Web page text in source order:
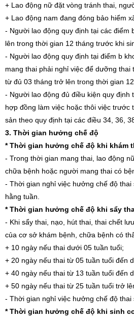
+ Lao động nữ đặt vòng tránh thai,
+ Lao động nam đang đóng bảo hiểm
- Người lao động quy định tại các điểm
lên trong thời gian 12 tháng trước khi
- Người lao động quy định tại điểm b
mang thai phải nghỉ việc để dưỡng
từ đủ 03 tháng trở lên trong thời gian
- Người lao động đủ điều kiện quy định
hợp đồng làm việc hoặc thôi việc
sản theo quy định tại các điều 34, 36,
3. Thời gian hưởng chế độ
*Thời gian hưởng chế độ khi khám
- Trong thời gian mang thai, lao động
chữa bệnh hoặc người mang thai có
- Thời gian nghỉ việc hưởng chế độ
hằng tuần.
* Thời gian hưởng chế độ khi sẩy
- Khi sẩy thai, nạo, hút thai, thai chết
của cơ sở khám bệnh, chữa bệnh có
+ 10 ngày nếu thai dưới 05 tuần tuổi;
+ 20 ngày nếu thai từ 05 tuần tuổi đến
+ 40 ngày nếu thai từ 13 tuần tuổi đến
+ 50 ngày nếu thai từ 25 tuần tuổi trở
- Thời gian nghỉ việc hưởng chế độ
* Thời gian hưởng chế độ khi sinh